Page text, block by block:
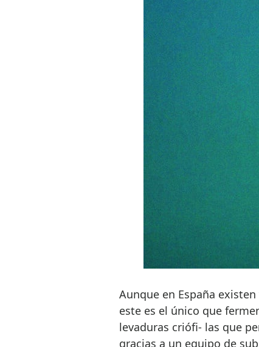
Aunque en España
este es el único que
levaduras criófi- las que
gracias a un equipo de